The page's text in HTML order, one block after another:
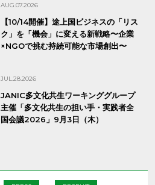
AUG.07.2026
【10/14開催】途上国ビジネスの「リス
ク」を「機会」に変える新戦略〜企業
×NGOで挑む持続可能な市場創出〜
JUL.28.2026
JANIC多文化共生ワーキンググループ
主催「多文化共生の担い手・実践者全
国会議2026」9月3日（木）